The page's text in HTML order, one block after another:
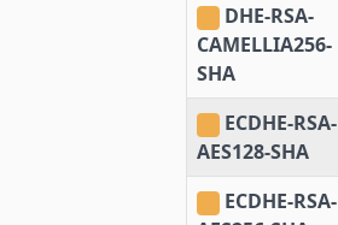
DHE-RSA-
CAMELLIA256-
SHA
ECDHE-RSA-
AES128-SHA
ECDHE-RSA-